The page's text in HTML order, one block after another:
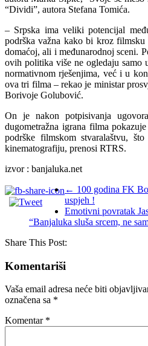
“Dividi”, autora Stefana Tomića.
– Srpska ima veliki potencijal
podrška važna kako bi kroz
domaćoj, ali i međunarodnoj sceni.
ovih politika više ne ogledaju samo
normativnom rješenjima, već i u
ova tri filma – rekao je ministar
Borivoje Golubović.
On je nakon potpisivanja
dugometražna igrana filma
podrške filmskom stvaralaštvu,
kinematografiju, prenosi RTRS.
izvor : banjaluka.net
← 100 godina FK
uspjeh !
Emotivni povratak
“Banjaluka sluša srcem, ne
Share This Post:
Komentariši
Vaša email adresa neće biti
označena sa *
Komentar *